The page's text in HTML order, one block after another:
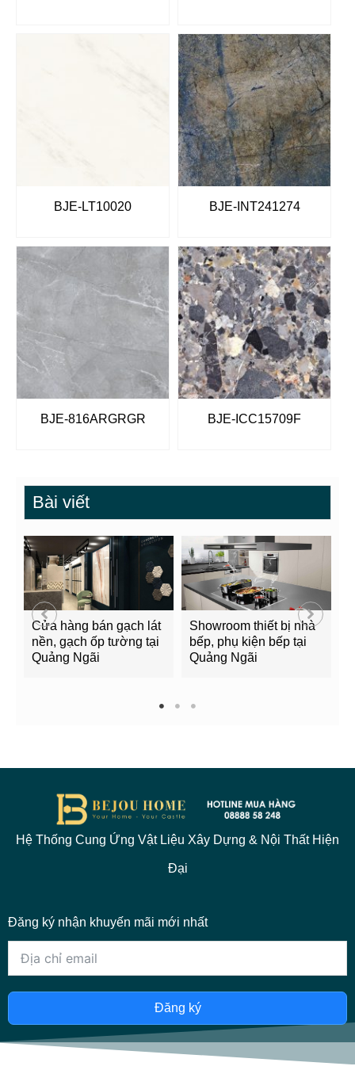
BJE-LT10020 BJE-INT241274
BJE-816ARGRGR BJE-ICC15709F
Bài viết
Cửa hàng bán gạch lát
nền, gạch ốp tường tại
Quảng Ngãi
Showroom thiết bị nhà
bếp, phụ kiện bếp tại
Quảng Ngãi
1 2 3
Hệ Thống Cung Ứng Vật Liệu Xây Dựng & Nội Thất Hiện
Đại
Đăng ký nhận khuyến mãi mới nhất
Đăng ký